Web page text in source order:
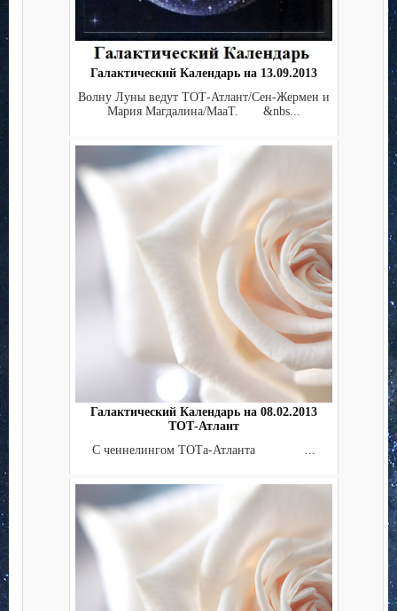
Галактический Календарь на 13.09.2013
Волну Луны ведут ТОТ-Атлант/Сен-Жермен и
Мария Магдалина/МааТ. &nbs...
Галактический Календарь на 08.02.2013
ТОТ-Атлант
С ченнелингом ТОТа-Атланта ...